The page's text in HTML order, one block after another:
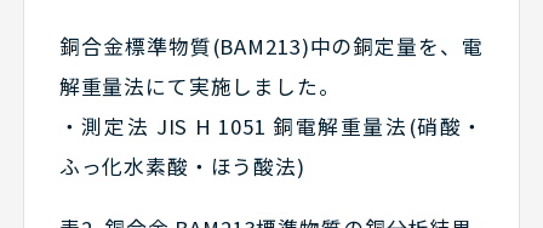
銅合金標準物質(BAM213)中の銅定量を、電
解重量法にて実施しました。
・測定法 JIS H 1051 銅電解重量法(硝酸・
ふっ化水素酸・ほう酸法)